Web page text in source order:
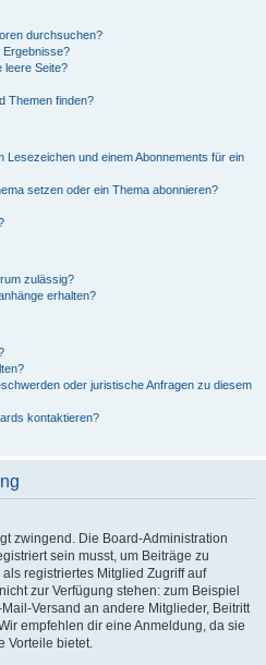
durchsuchen?
Ergebnisse?
leere Seite?
Themen finden?
und einem Abonnements für ein
setzen oder ein Thema abonnieren?
zulässig?
erhalten?
oder juristische Anfragen zu diesem
kontaktieren?
zwingend. Die Board-Administration
sein musst, um Beiträge zu
registriertes Mitglied Zugriff auf
zur Verfügung stehen: zum Beispiel
Versand an andere Mitglieder, Beitritt
empfehlen dir eine Anmeldung, da sie
Vorteile bietet.